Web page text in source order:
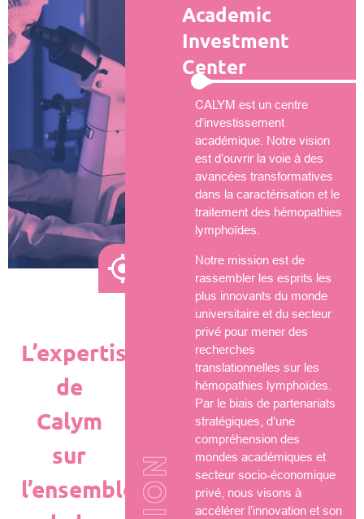
L’expertise
de
Calym
sur
l’ensemble
Academic
Investment
Center
CALYM est un centre
d’investissement
académique. Notre vision
est d’ouvrir la voie à des
avancées transformatives
dans la caractérisation et le
traitement des hémopathies
lymphoïdes.
Notre mission est de
rassembler les esprits les
plus innovants du monde
universitaire et du secteur
privé pour mener des
recherches
translationnelles sur les
hémopathies lymphoïdes.
Par le biais de partenariats
stratégiques, d’une
compréhension des
mondes académiques et
secteur socio-économique
privé, nous visons à
accélérer l’innovation et son